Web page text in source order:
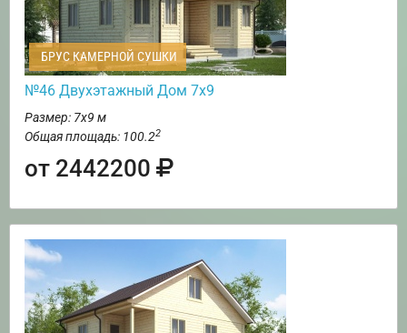
БРУС КАМЕРНОЙ СУШКИ
№46 Двухэтажный Дом 7х9
Размер: 7х9 м
Общая площадь: 100.22
от 2442200